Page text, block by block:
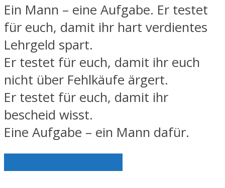
Ein Mann – eine Aufgabe. Er testet
für euch, damit ihr hart verdientes
Lehrgeld spart.
Er testet für euch, damit ihr euch
nicht über Fehlkäufe ärgert.
Er testet für euch, damit ihr
bescheid wisst.
Eine Aufgabe – ein Mann dafür.